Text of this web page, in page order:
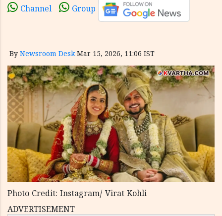
Channel Group
By Newsroom Desk Mar 15, 2026, 11:06 IST
Photo Credit: Instagram/ Virat Kohli
ADVERTISEMENT